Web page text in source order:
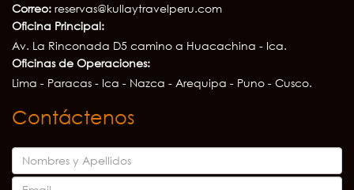
Correo: reservas@kullaytravelperu.com
Oficina Principal:
Av. La Rinconada D5 camino a Huacachina - Ica.
Oficinas de Operaciones:
Lima - Paracas - Ica - Nazca - Arequipa - Puno - Cusco.
Contáctenos